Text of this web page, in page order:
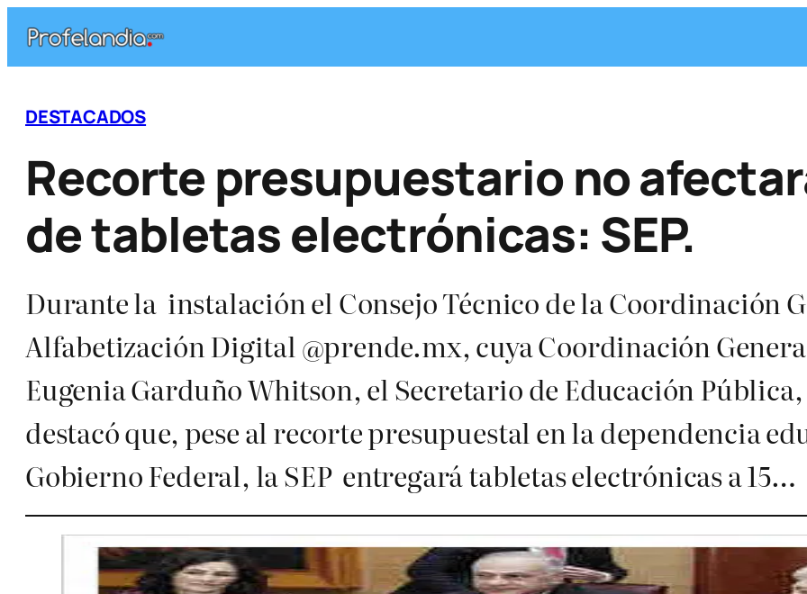
contenido
DESTACADOS
Recorte presupuestario no
de tabletas electrónicas: SEP.
Durante la instalación el Consejo Técnico de la Coordinación
Alfabetización Digital @prende.mx, cuya Coordinación
Eugenia Garduño Whitson, el Secretario de Educación
destacó que, pese al recorte presupuestal en la dependencia
Gobierno Federal, la SEP entregará tabletas electrónicas a 15…